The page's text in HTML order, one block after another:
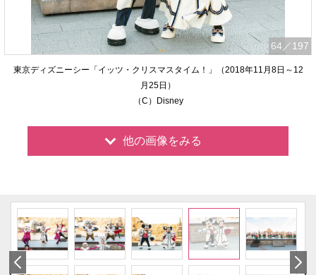
64／197
東京ディズニーシー「イッツ・クリスマスタイム！」（2018年11月8日～12
月25日）
（C）Disney
他の画像をみる